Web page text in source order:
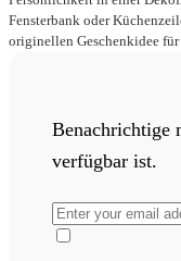
Fensterbank oder
originellen Geschenkidee
Benachrichtige
verfügbar ist.